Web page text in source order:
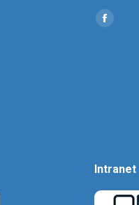
Find us on:
Social
Intranet